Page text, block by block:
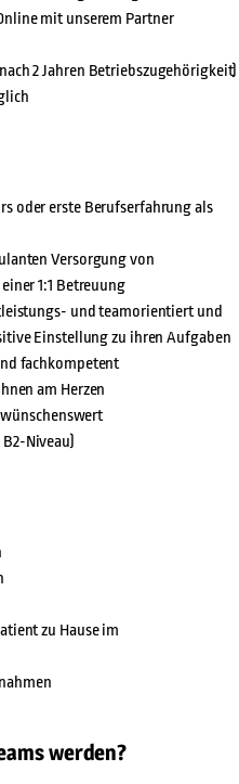
mit unserem Partner
2 Jahren Betriebszugehörigkeit)
oder erste Berufserfahrung als
Versorgung von
1:1 Betreuung
und teamorientiert und
Einstellung zu ihren Aufgaben
fachkompetent
am Herzen
Niveau)
zu Hause im
werden?